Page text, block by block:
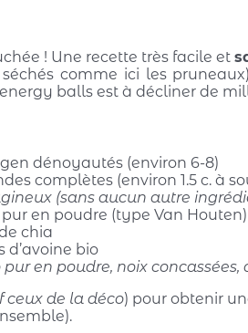
! Une recette très facile et
comme ici les
balls est à décliner de
dénoyautés (environ 6-8)
complètes (environ 1.5 c. à
(sans aucun autre
pur en poudre (type Van Houten)
chia
d’avoine bio
en poudre, noix
ceux de la déco) pour obtenir